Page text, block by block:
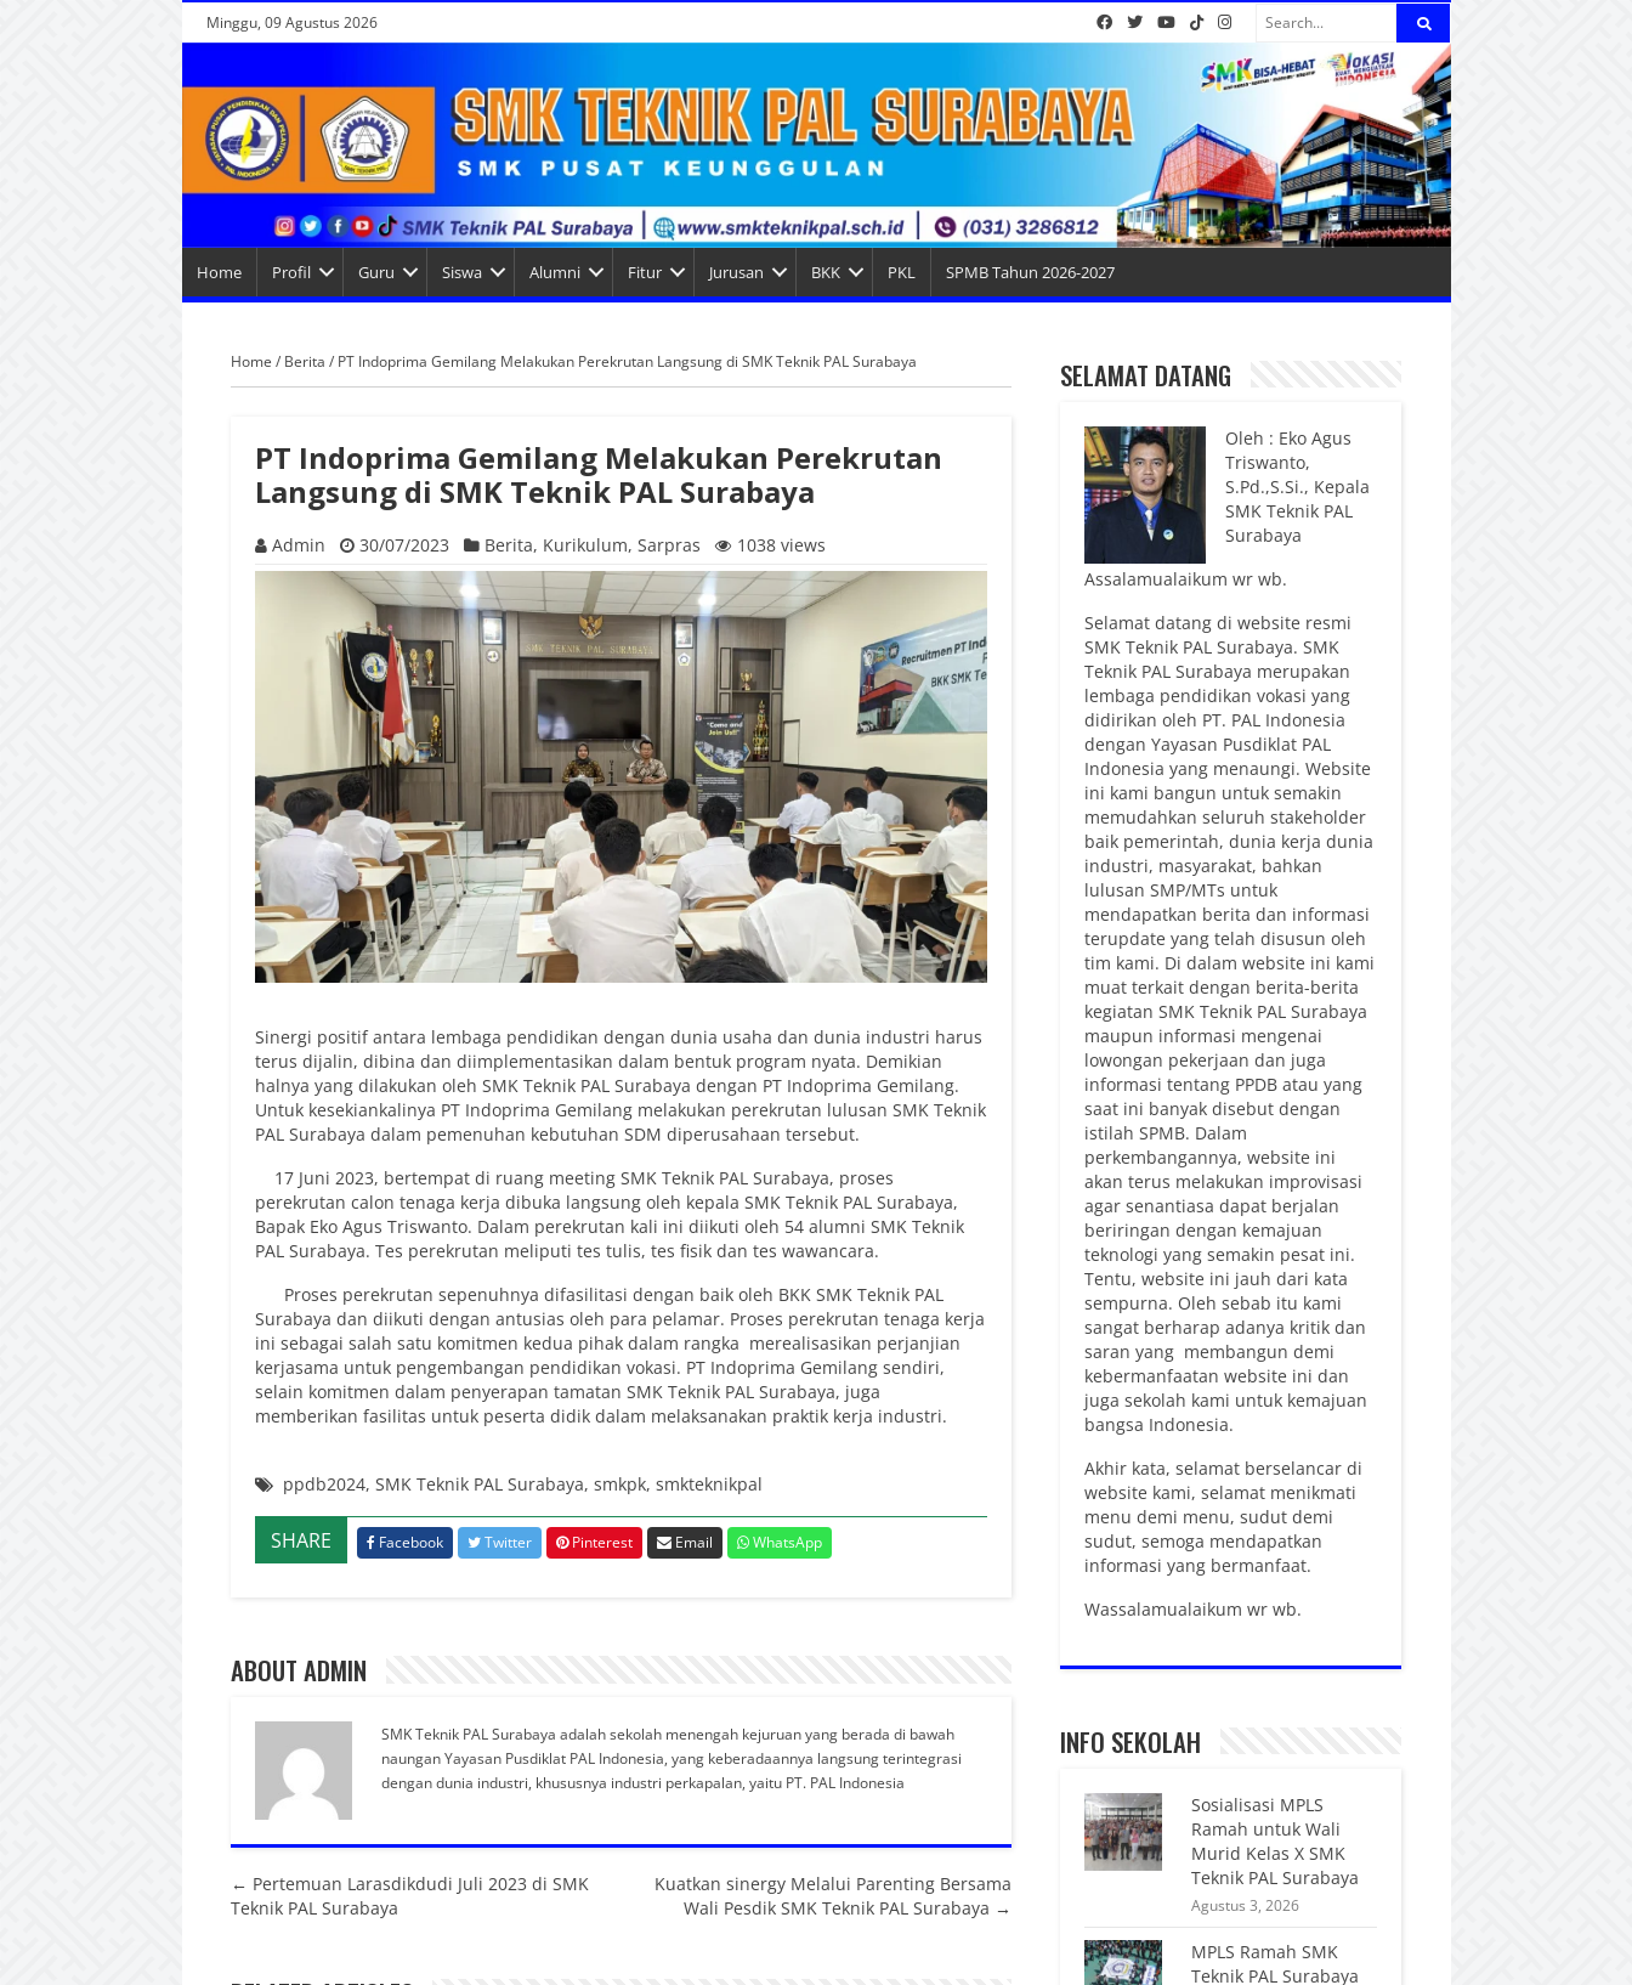
Minggu, 09 Agustus 2026
Home Profil Guru Siswa Alumni Fitur Jurusan BKK PKL SPMB Tahun 2026-2027
Home / Berita / PT Indoprima Gemilang Melakukan Perekrutan Langsung di SMK Teknik PAL Surabaya
PT Indoprima Gemilang Melakukan Perekrutan
Langsung di SMK Teknik PAL Surabaya
Admin 30/07/2023 Berita, Kurikulum, Sarpras 1038 views
Sinergi positif antara lembaga pendidikan dengan dunia usaha dan dunia industri harus
terus dijalin, dibina dan diimplementasikan dalam bentuk program nyata. Demikian
halnya yang dilakukan oleh SMK Teknik PAL Surabaya dengan PT Indoprima Gemilang.
Untuk kesekiankalinya PT Indoprima Gemilang melakukan perekrutan lulusan SMK Teknik
PAL Surabaya dalam pemenuhan kebutuhan SDM diperusahaan tersebut.
17 Juni 2023, bertempat di ruang meeting SMK Teknik PAL Surabaya, proses
perekrutan calon tenaga kerja dibuka langsung oleh kepala SMK Teknik PAL Surabaya,
Bapak Eko Agus Triswanto. Dalam perekrutan kali ini diikuti oleh 54 alumni SMK Teknik
PAL Surabaya. Tes perekrutan meliputi tes tulis, tes fisik dan tes wawancara.
Proses perekrutan sepenuhnya difasilitasi dengan baik oleh BKK SMK Teknik PAL
Surabaya dan diikuti dengan antusias oleh para pelamar. Proses perekrutan tenaga kerja
ini sebagai salah satu komitmen kedua pihak dalam rangka merealisasikan perjanjian
kerjasama untuk pengembangan pendidikan vokasi. PT Indoprima Gemilang sendiri,
selain komitmen dalam penyerapan tamatan SMK Teknik PAL Surabaya, juga
memberikan fasilitas untuk peserta didik dalam melaksanakan praktik kerja industri.
ppdb2024, SMK Teknik PAL Surabaya, smkpk, smkteknikpal
SHARE Facebook Twitter Pinterest Email WhatsApp
ABOUT ADMIN
SMK Teknik PAL Surabaya adalah sekolah menengah kejuruan yang berada di bawah
naungan Yayasan Pusdiklat PAL Indonesia, yang keberadaannya langsung terintegrasi
dengan dunia industri, khususnya industri perkapalan, yaitu PT. PAL Indonesia
Posts navigation
← Pertemuan Larasdikdudi Juli 2023 di SMK
Teknik PAL Surabaya
Kuatkan sinergy Melalui Parenting Bersama
Wali Pesdik SMK Teknik PAL Surabaya →
SELAMAT DATANG
Oleh : Eko Agus
Triswanto,
S.Pd.,S.Si., Kepala
SMK Teknik PAL
Surabaya
Assalamualaikum wr wb.
Selamat datang di website resmi
SMK Teknik PAL Surabaya. SMK
Teknik PAL Surabaya merupakan
lembaga pendidikan vokasi yang
didirikan oleh PT. PAL Indonesia
dengan Yayasan Pusdiklat PAL
Indonesia yang menaungi. Website
ini kami bangun untuk semakin
memudahkan seluruh stakeholder
baik pemerintah, dunia kerja dunia
industri, masyarakat, bahkan
lulusan SMP/MTs untuk
mendapatkan berita dan informasi
terupdate yang telah disusun oleh
tim kami. Di dalam website ini kami
muat terkait dengan berita-berita
kegiatan SMK Teknik PAL Surabaya
maupun informasi mengenai
lowongan pekerjaan dan juga
informasi tentang PPDB atau yang
saat ini banyak disebut dengan
istilah SPMB. Dalam
perkembangannya, website ini
akan terus melakukan improvisasi
agar senantiasa dapat berjalan
beriringan dengan kemajuan
teknologi yang semakin pesat ini.
Tentu, website ini jauh dari kata
sempurna. Oleh sebab itu kami
sangat berharap adanya kritik dan
saran yang membangun demi
kebermanfaatan website ini dan
juga sekolah kami untuk kemajuan
bangsa Indonesia.
Akhir kata, selamat berselancar di
website kami, selamat menikmati
menu demi menu, sudut demi
sudut, semoga mendapatkan
informasi yang bermanfaat.
Wassalamualaikum wr wb.
INFO SEKOLAH
Sosialisasi MPLS
Ramah untuk Wali
Murid Kelas X SMK
Teknik PAL Surabaya
Agustus 3, 2026
MPLS Ramah SMK
Teknik PAL Surabaya